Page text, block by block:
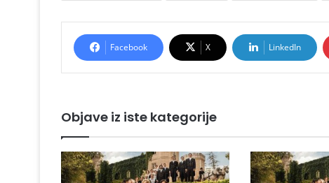
Facebook X LinkedIn
Objave iz iste kategorije